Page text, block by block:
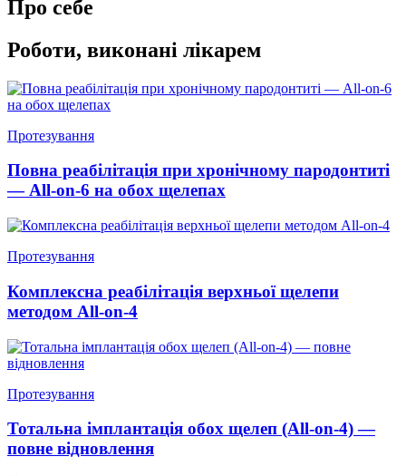
Про себе
Роботи, виконані лікарем
Протезування
Повна реабілітація при хронічному пародонтиті
— All-on-6 на обох щелепах
Протезування
Комплексна реабілітація верхньої щелепи
методом All-on-4
Протезування
Тотальна імплантація обох щелеп (All-on-4) —
повне відновлення